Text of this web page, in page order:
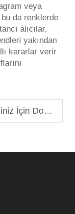
veya
da renklerde
alıcılar,
yakından
kararlar verir
Nasıl Seçersiniz